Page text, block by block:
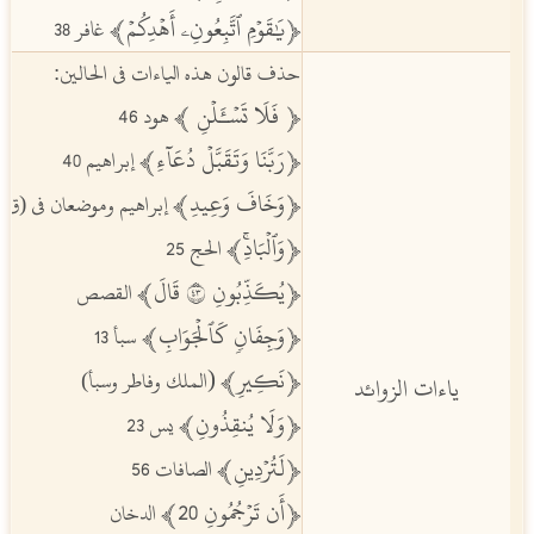
ﵳيَٰقَوۡمِ ٱتَّبِعُونِۦ أَهۡدِكُمۡﵲغافر 38
ياءات الزوائد
حذف قالون هذه الياءات في الحالين:
ﵳ فَلَا تَسۡـَٔلۡنِ ﵲهود 46
ﵳرَبَّنَا وَتَقَبَّلۡ دُعَآءِﵲإبراهيم 40
ﵳوَخَافَ وَعِيدِﵲإبراهيم وموضعان في (ق)
ﵳوَٱلۡبَادِۚﵲالحج 25
ﵳيُكَذِّبُونِ ٣٤ قَالَ ﵲالقصص
ﵳوَجِفَانٖ كَٱلۡجَوَابِﵲسبأ 13
ﵳنَكِيرِﵲ(الملك وفاطر وسبأ)
ﵳوَلَا يُنقِذُونِﵲيس 23
ﵳلَتُرۡدِينِﵲالصافات 56
ﵳأَن تَرۡجُمُونِ الدخان